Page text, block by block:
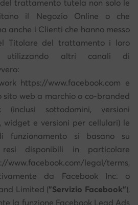
trattamento tutela non solo le
il Negozio Online o che
anche i Clienti che hanno messo
Titolare del trattamento i loro
utilizzando altri canali di
https://www.facebook.com e
sito web a marchio o co-branded
(inclusi sottodomini, versioni
widget e versioni per cellulari) le
funzionamento si basano su
resi disponibili in particolare
legal/terms,
da Facebook Inc. o
Limited ("Servizio Facebook"),
la funzione Facebook Lead Ads